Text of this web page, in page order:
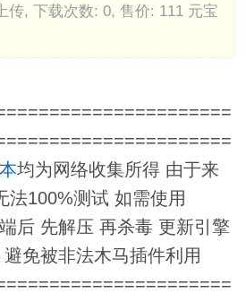
传, 下载次数: 0, 售价: 111 元宝
均为网络收集所得 由于来
法100%测试 如需使用
后 先解压 再杀毒 更新引擎
免被非法木马插件利用